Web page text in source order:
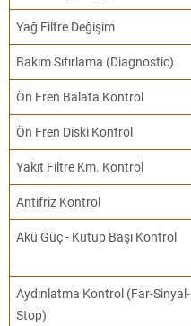
Yağ Filtre Değişim
Bakım Sıfırlama (Diagnostic)
Ön Fren Balata Kontrol
Ön Fren Diski Kontrol
Yakıt Filtre Km. Kontrol
Antifriz Kontrol
Akü Güç - Kutup Başı Kontrol
Aydınlatma Kontrol (Far-Sinyal-
Stop)